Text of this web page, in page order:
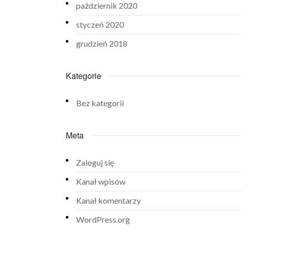
październik 2020
styczeń 2020
grudzień 2018
Kategorie
Bez kategorii
Meta
Zaloguj się
Kanał wpisów
Kanał komentarzy
WordPress.org